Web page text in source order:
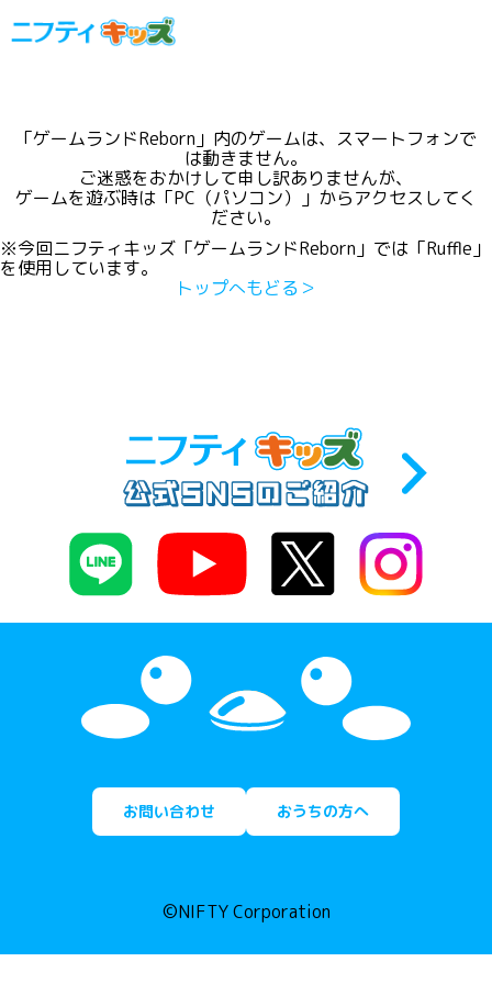
「ゲームランドReborn」内のゲームは、スマートフォンで
は動きません。
ご迷惑をおかけして申し訳ありませんが、
ゲームを遊ぶ時は「PC（パソコン）」からアクセスしてく
ださい。
※今回ニフティキッズ「ゲームランドReborn」では「Ruffle」
を使用しています。
トップへもどる＞
お問い合わせ おうちの方へ
©NIFTY Corporation